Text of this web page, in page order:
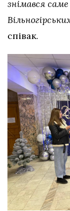
знімався
співак.